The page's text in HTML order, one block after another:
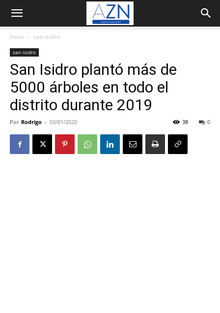
Inicio san isidro
san isidro
San Isidro plantó más de
5000 árboles en todo el
distrito durante 2019
Por Rodrigo - 03/01/2020 0
38